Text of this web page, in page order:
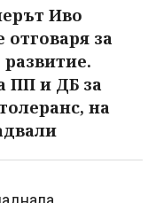
Иво
за
ПП и ДБ за
на